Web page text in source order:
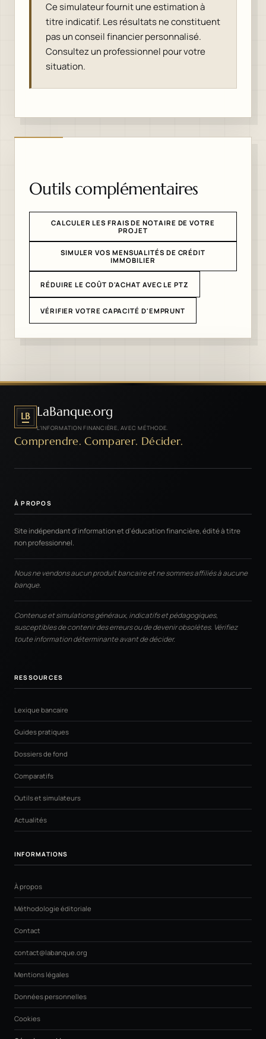
Ce simulateur fournit une estimation à
titre indicatif. Les résultats ne constituent
pas un conseil financier personnalisé.
Consultez un professionnel pour votre
situation.
Outils complémentaires
CALCULER LES FRAIS DE NOTAIRE DE VOTRE
PROJET
SIMULER VOS MENSUALITÉS DE CRÉDIT
IMMOBILIER
RÉDUIRE LE COÛT D'ACHAT AVEC LE PTZ
VÉRIFIER VOTRE CAPACITÉ D'EMPRUNT
LB LaBanque.org
L'INFORMATION FINANCIÈRE, AVEC MÉTHODE.
Comprendre. Comparer. Décider.
À PROPOS
Site indépendant d'information et d'éducation financière, édité à titre
non professionnel.
Nous ne vendons aucun produit bancaire et ne sommes affiliés à aucune
banque.
Contenus et simulations généraux, indicatifs et pédagogiques,
susceptibles de contenir des erreurs ou de devenir obsolètes. Vérifiez
toute information déterminante avant de décider.
RESSOURCES
Lexique bancaire
Guides pratiques
Dossiers de fond
Comparatifs
Outils et simulateurs
Actualités
INFORMATIONS
À propos
Méthodologie éditoriale
Contact
contact@labanque.org
Mentions légales
Données personnelles
Cookies